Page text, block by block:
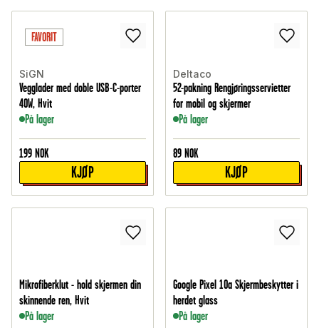
FAVORIT
SiGN
Vegglader med doble USB-C-porter
40W, Hvit
På lager
199 NOK
KJØP
Deltaco
52-pakning Rengjøringsservietter
for mobil og skjermer
På lager
89 NOK
KJØP
Mikrofiberklut - hold skjermen din
skinnende ren, Hvit
På lager
Google Pixel 10a Skjermbeskytter i
herdet glass
På lager